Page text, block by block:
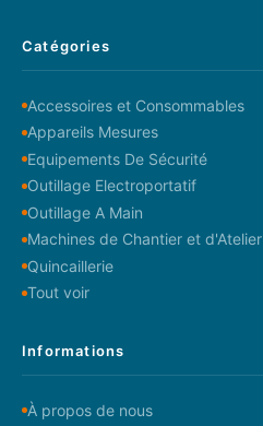
Catégories
Accessoires et Consommables
Appareils Mesures
Equipements De Sécurité
Outillage Electroportatif
Outillage A Main
Machines de Chantier et d'Atelier
Quincaillerie
Tout voir
Informations
À propos de nous